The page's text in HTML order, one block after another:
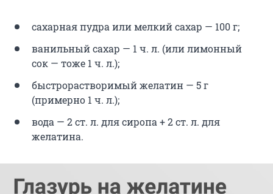
сахарная пудра или мелкий сахар — 100 г;
ванильный сахар — 1 ч. л. (или лимонный
сок — тоже 1 ч. л.);
быстрорастворимый желатин — 5 г
(примерно 1 ч. л.);
вода — 2 ст. л. для сиропа + 2 ст. л. для
желатина.